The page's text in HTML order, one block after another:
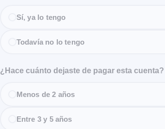
Sí, ya lo tengo
Todavía no lo tengo
¿Hace cuánto dejaste de pagar esta cuenta?
Menos de 2 años
Entre 3 y 5 años